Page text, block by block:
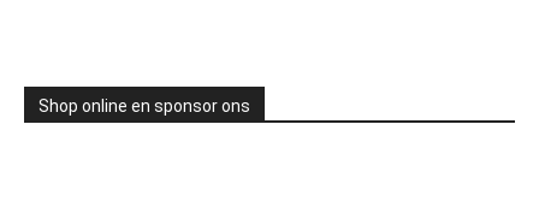
Shop online en sponsor ons